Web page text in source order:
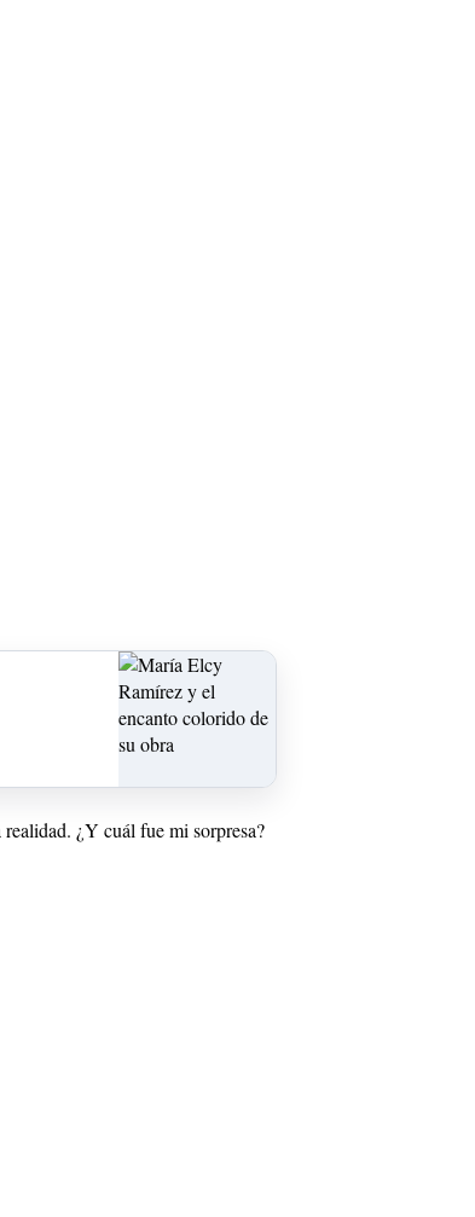
¿Y cuál fue mi sorpresa?